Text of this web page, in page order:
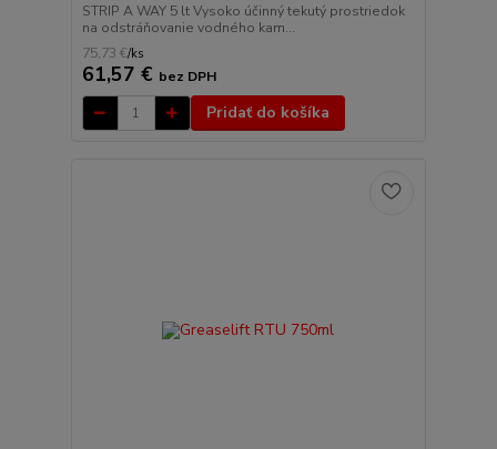
STRIP A WAY 5 lt Vysoko účinný tekutý prostriedok
na odstráňovanie vodného kam...
75,73 €/ks
61,57 € bez DPH
Pridať do košíka